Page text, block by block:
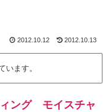
2012.10.12 2012.10.13
います。
ング モイスチャ